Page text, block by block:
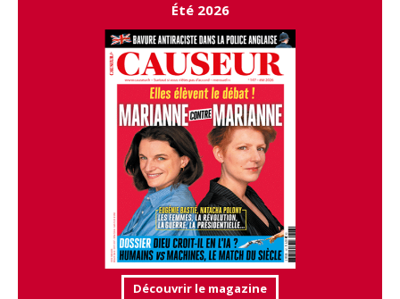
Été 2026
Découvrir le magazine